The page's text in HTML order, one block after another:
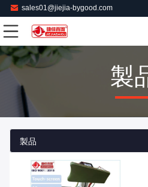
sales01@jiejia-bygood.com
製
製品